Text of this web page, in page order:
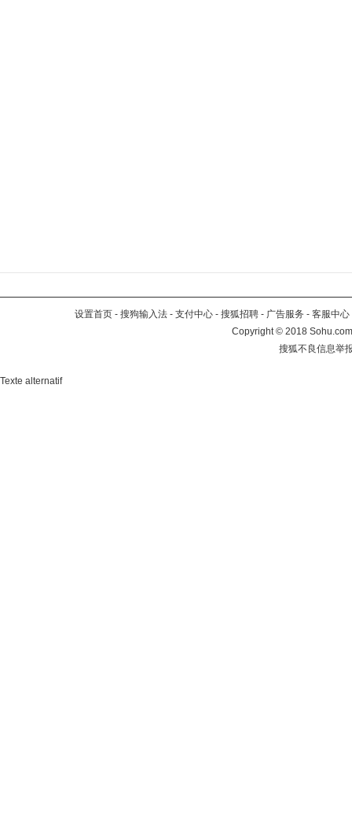
设置首页 - 搜狗输入法 - 支付中心 - 搜狐招聘 - 广告服务 - 客服中心
Copyright©2018
搜狐不良信息举
Texte alternatif